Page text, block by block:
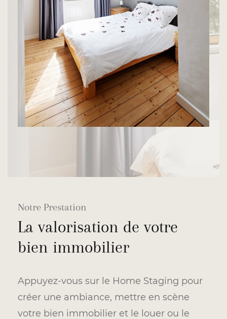
Notre Prestation
La valorisation de votre
bien immobilier
Appuyez-vous sur le Home Staging pour
créer une ambiance, mettre en scène
votre bien immobilier et le louer ou le